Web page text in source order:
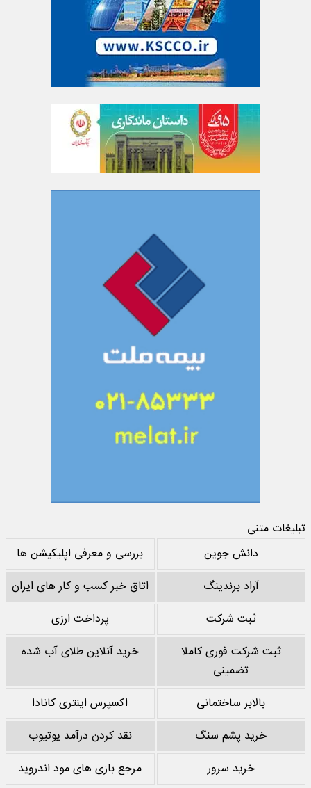
تبلیغات متنی
دانش جوین
بررسی و معرفی اپلیکیشن ها
آراد برندینگ
اتاق خبر کسب و کار های ایران
ثبت شرکت
پرداخت ارزی
ثبت شرکت فوری کاملا
تضمینی
خرید آنلاین طلای آب شده
بالابر ساختمانی
اکسپرس اینتری کانادا
خرید پشم سنگ
نقد کردن درآمد یوتیوب
خرید سرور
مرجع بازی های مود اندروید